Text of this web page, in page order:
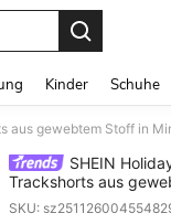
Kinder Schuhe
aus gewebtem Stoff in
SHEIN
Trackshorts aus
schlichter Stil mit
SKU: